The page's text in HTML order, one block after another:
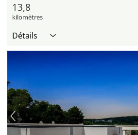
13,8
kilomètres
Détails